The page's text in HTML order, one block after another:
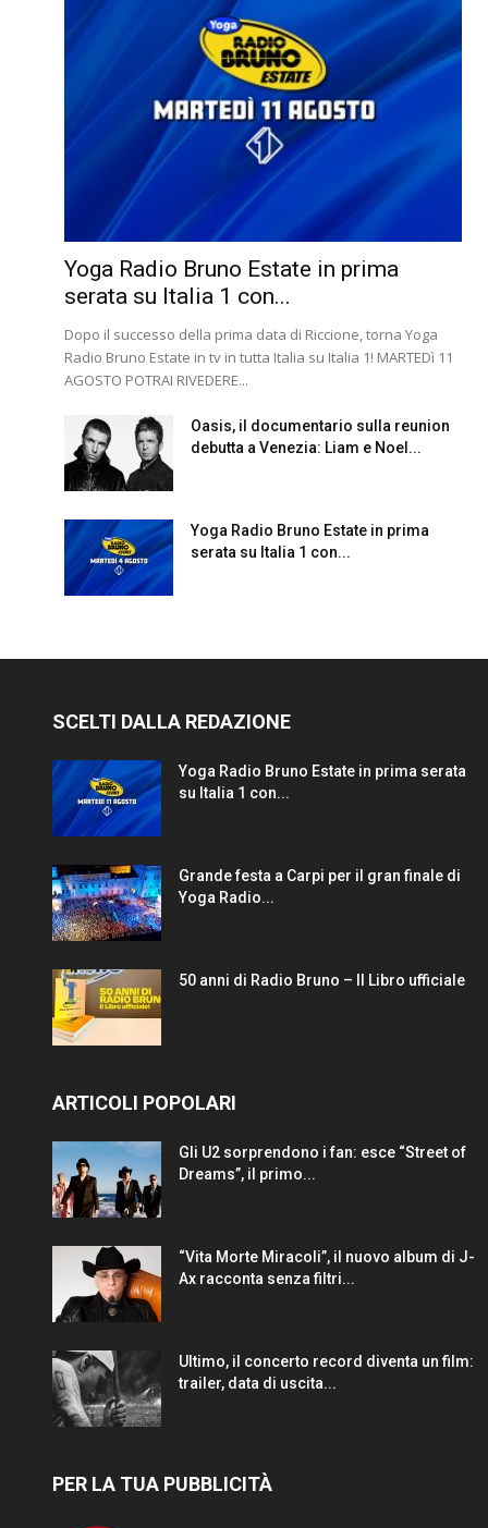
Yoga Radio Bruno Estate in prima
serata su Italia 1 con...
Dopo il successo della prima data di Riccione, torna Yoga
Radio Bruno Estate in tv in tutta Italia su Italia 1! MARTEDì 11
AGOSTO POTRAI RIVEDERE...
Oasis, il documentario sulla reunion
debutta a Venezia: Liam e Noel...
Yoga Radio Bruno Estate in prima
serata su Italia 1 con...
SCELTI DALLA REDAZIONE
Yoga Radio Bruno Estate in prima serata
su Italia 1 con...
Grande festa a Carpi per il gran finale di
Yoga Radio...
50 anni di Radio Bruno – Il Libro ufficiale
ARTICOLI POPOLARI
Gli U2 sorprendono i fan: esce “Street of
Dreams”, il primo...
“Vita Morte Miracoli”, il nuovo album di J-
Ax racconta senza filtri...
Ultimo, il concerto record diventa un film:
trailer, data di uscita...
PER LA TUA PUBBLICITÀ